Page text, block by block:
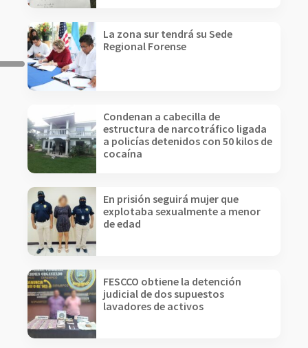
La zona sur tendrá su Sede
Regional Forense
Condenan a cabecilla de
estructura de narcotráfico ligada
a policías detenidos con 50 kilos de
cocaína
En prisión seguirá mujer que
explotaba sexualmente a menor
de edad
FESCCO obtiene la detención
judicial de dos supuestos
lavadores de activos